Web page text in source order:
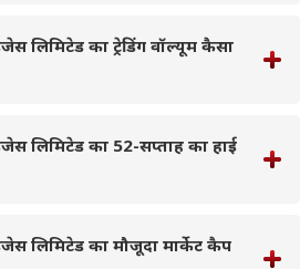
लिमिटेड का ट्रेडिंग वॉल्यूम कैसा
लिमिटेड का 52-सप्ताह का हाई
लिमिटेड का मौजूदा मार्केट कैप